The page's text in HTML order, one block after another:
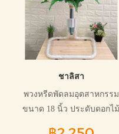
ชาลิสา
พวงหรีดพัดลมอุตสาหกรรม
ขนาด 18 นิ้ว ประดับดอกไม้